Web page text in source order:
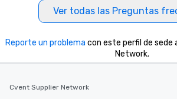
Ver todas las Preguntas
Reporte un problema con este perfil de sede
Network.
Cvent Supplier Network